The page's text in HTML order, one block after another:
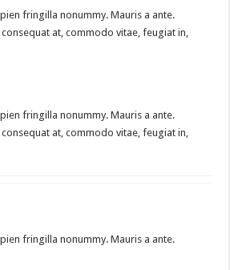
fringilla nonummy. Mauris a ante.
at, commodo vitae, feugiat in,
fringilla nonummy. Mauris a ante.
at, commodo vitae, feugiat in,
fringilla nonummy. Mauris a ante.